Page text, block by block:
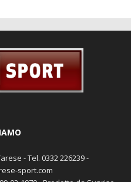
- Tel. 0332 226239 -
sport.com